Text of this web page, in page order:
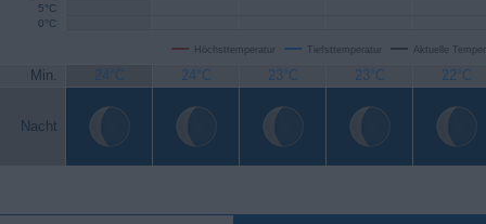
Höchsttemperatur Tiefsttemperatur Aktuelle
0°C
5°C
Min. 24°C 24°C 23°C 23°C 22°C
Nacht